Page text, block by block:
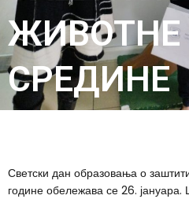
ЖИВОТНЕ
СРЕДИНЕ
Светски дан образовања о
године обележава се 26.